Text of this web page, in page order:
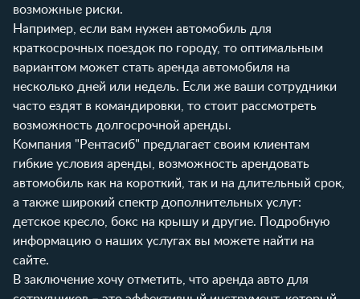
возможные риски.
Например, если вам нужен автомобиль для
краткосрочных поездок по городу, то оптимальным
вариантом может стать аренда автомобиля на
несколько дней или недель. Если же ваши сотрудники
часто ездят в командировки, то стоит рассмотреть
возможность долгосрочной аренды.
Компания "Рентасиб" предлагает своим клиентам
гибкие условия аренды, возможность арендовать
автомобиль как на короткий, так и на длительный срок,
а также широкий спектр дополнительных услуг:
детское кресло бокс на крышу и другие. Подробную
информацию о наших услугах вы можете найти на
сайте.
В заключение хочу отметить, что аренда авто для